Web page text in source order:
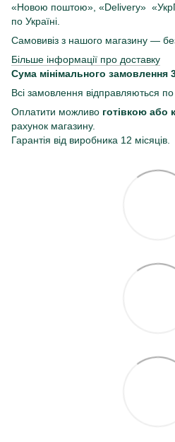
«Новою поштою», «Delivery»
по Україні.
Самовивіз з нашого магазину —
Більше інформації про доставку
Сума мінімального замовлення
Всі замовлення відправляються по
Оплатити можливо готівкою або
рахунок магазину.
Гарантія від виробника 12 місяців.